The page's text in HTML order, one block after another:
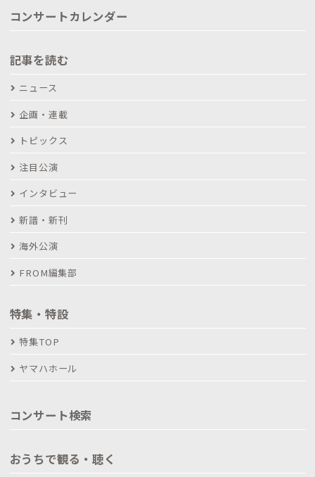
コンサートカレンダー
記事を読む
ニュース
企画・連載
トピックス
注目公演
インタビュー
新譜・新刊
海外公演
FROM編集部
特集・特設
特集TOP
ヤマハホール
コンサート検索
おうちで観る・聴く